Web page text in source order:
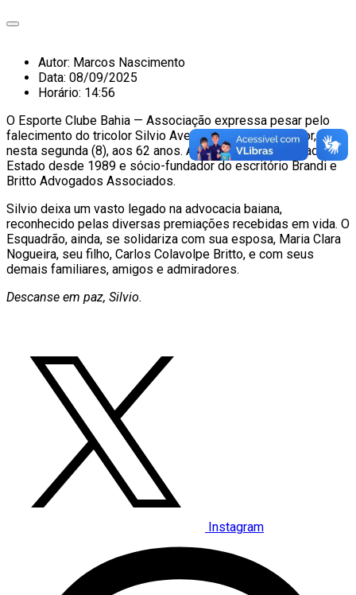
Autor: Marcos Nascimento
Data: 08/09/2025
Horário: 14:56
O Esporte Clube Bahia — Associação expressa pesar pelo
falecimento do tricolor Silvio Avelino Pires Britto Júnior,
nesta segunda (8), aos 62 anos. Advogado, era Procurador do
Estado desde 1989 e sócio-fundador do escritório Brandi e
Britto Advogados Associados.
Silvio deixa um vasto legado na advocacia baiana,
reconhecido pelas diversas premiações recebidas em vida. O
Esquadrão, ainda, se solidariza com sua esposa, Maria Clara
Nogueira, seu filho, Carlos Colavolpe Britto, e com seus
demais familiares, amigos e admiradores.
Descanse em paz, Silvio.
Instagram